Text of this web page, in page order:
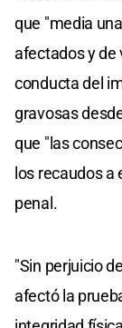
que "media
afectados y de
conducta del
gravosas
que "las
los recaudos
penal.
"Sin perjuicio
afectó la